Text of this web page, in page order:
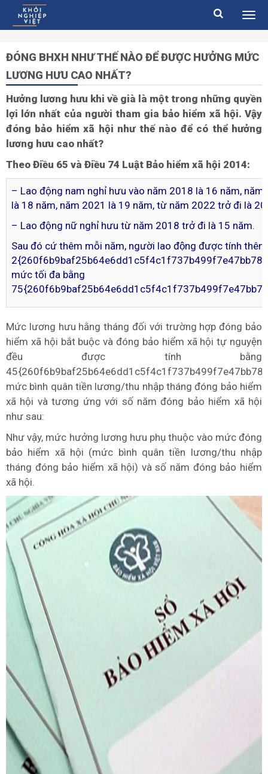
ĐÓNG BHXH NHƯ THẾ NÀO ĐỂ ĐƯỢC HƯỞNG MỨC
LƯƠNG HƯU CAO NHẤT?
Hưởng lương hưu khi về già là một trong những quyền
lợi lớn nhất của người tham gia bảo hiểm xã hội. Vậy
đóng bảo hiểm xã hội như thế nào để có thể hưởng
lương hưu cao nhất?
Theo Điều 65 và Điều 74 Luật Bảo hiểm xã hội 2014:
– Lao động nam nghỉ hưu vào năm 2018 là 16 năm,
là 18 năm, năm 2021 là 19 năm, từ năm 2022 trở đi là 20
– Lao động nữ nghỉ hưu từ năm 2018 trở đi là 15 năm.
Sau đó cứ thêm mỗi năm, người lao động được tính thêm
mức tối đa bằng
Mức lương hưu hằng tháng đối với trường hợp đóng bảo
hiểm xã hội bắt buộc và đóng bảo hiểm xã hội tự nguyện
đều được tính bằng
mức bình quân tiền lương/thu nhập tháng đóng bảo hiểm
xã hội và tương ứng với số năm đóng bảo hiểm xã hội
như sau:
Như vậy, mức hưởng lương hưu phụ thuộc vào mức đóng
bảo hiểm xã hội (mức bình quân tiền lương/thu nhập
tháng đóng bảo hiểm xã hội) và số năm đóng bảo hiểm
xã hội.